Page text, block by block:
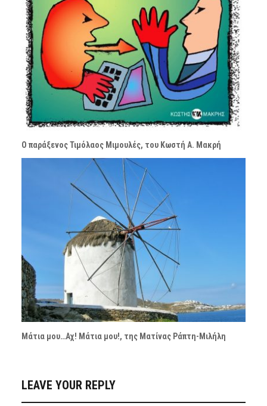
Ο παράξενος Τιμόλαος Μιμουλές, του Κωστή Α. Μακρή
Μάτια μου…Αχ! Μάτια μου!, της Ματίνας Ράπτη-Μιλήλη
LEAVE YOUR REPLY